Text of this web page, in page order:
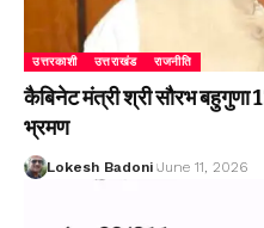
उत्तरकाशी उत्तराखंड राजनीति
कैबिनेट मंत्री श्री सौरभ
भ्रमण
Lokesh Badoni June 11, 2026